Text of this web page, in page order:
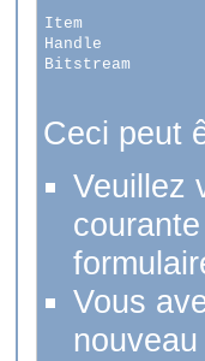
Item
Handle
Bitstream
Ceci peut
Veuillez
Vous
nouveau